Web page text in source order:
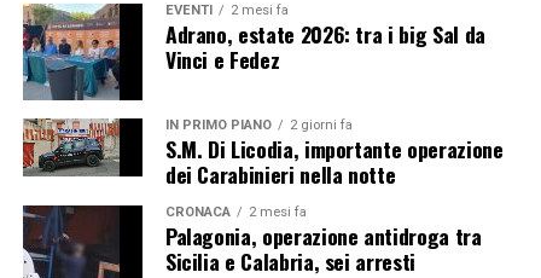
EVENTI 2 mesi fa
Adrano, estate 2026: tra i big Sal da
Vinci e Fedez
IN PRIMO PIANO 2 giorni fa
S.M. Di Licodia, importante operazione
dei Carabinieri nella notte
CRONACA 2 mesi fa
Palagonia, operazione antidroga tra
Sicilia e Calabria, sei arresti